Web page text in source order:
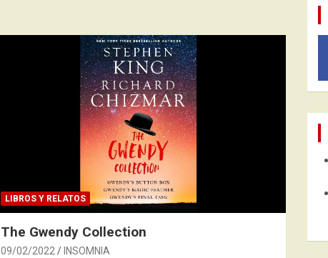
LIBROS Y RELATOS
The Gwendy Collection
09/02/2022 INSOMNIA